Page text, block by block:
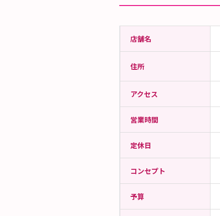
店舗名
住所
アクセス
営業時間
定休日
コンセプト
予算